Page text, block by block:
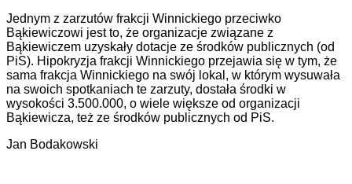
Jednym z zarzutów frakcji Winnickiego przeciwko
Bąkiewiczowi jest to, że organizacje związane z
Bąkiewiczem uzyskały dotacje ze środków publicznych (od
PiS). Hipokryzja frakcji Winnickiego przejawia się w tym, że
sama frakcja Winnickiego na swój lokal, w którym wysuwała
na swoich spotkaniach te zarzuty, dostała środki w
wysokości 3.500.000, o wiele większe od organizacji
Bąkiewicza, też ze środków publicznych od PiS.
Jan Bodakowski